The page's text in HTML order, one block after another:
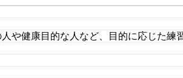
や健康目的な人など、目的に応じた練